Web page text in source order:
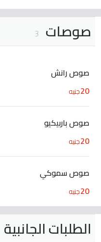
صوصات 3
صوص رانش
20جنيه
صوص باربيكيو
20جنيه
صوص سموكي
20جنيه
الطلبات الجانبية